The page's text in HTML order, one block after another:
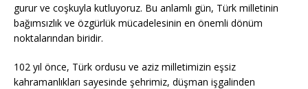
gurur ve coşkuyla kutluyoruz. Bu anlamlı gün, Türk milletinin
bağımsızlık ve özgürlük mücadelesinin en önemli dönüm
noktalarından biridir.
102 yıl önce, Türk ordusu ve aziz milletimizin eşsiz
kahramanlıkları sayesinde şehrimiz, düşman işgalinden